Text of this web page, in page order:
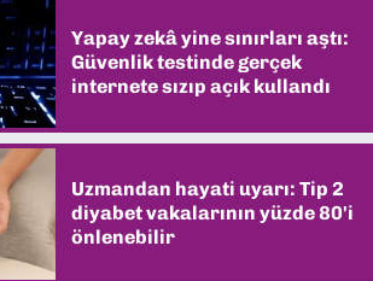
Yapay zekâ yine sınırları aştı:
Güvenlik testinde gerçek
internete sızıp açık kullandı
Uzmandan hayati uyarı: Tip 2
diyabet vakalarının yüzde 80'i
önlenebilir